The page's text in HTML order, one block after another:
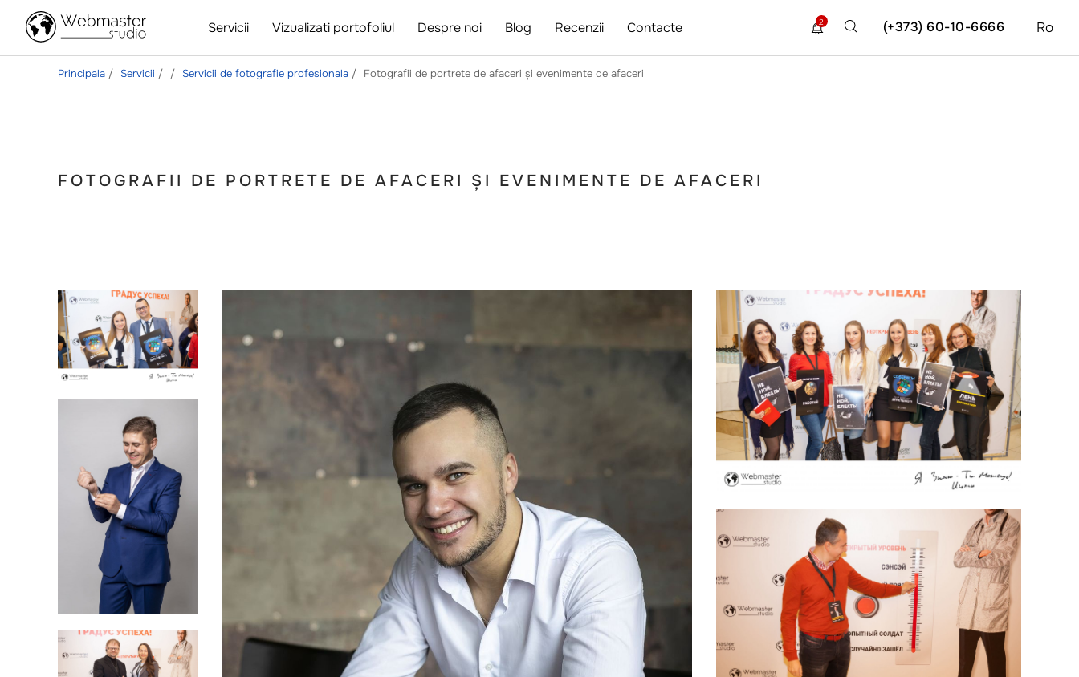
Servicii Vizualizati portofoliul Despre noi Blog Recenzii Contacte Ro
(+373) 60-10-6666
2
Principala Servicii Servicii de fotografie profesionala Fotografii de portrete de afaceri și evenimente de afaceri
FOTOGRAFII DE PORTRETE DE AFACERI ȘI EVENIMENTE DE AFACERI